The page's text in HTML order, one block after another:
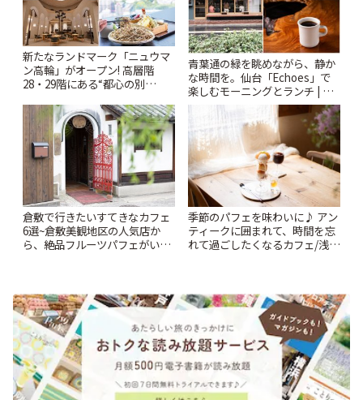
新たなランドマーク「ニュウマ
ン高輪」がオープン! 高層階
28・29階にある“都心の別
とりっぷ
青葉通の緑を眺めながら、静か
な時間を。仙台「Echoes」で
楽しむモーニングとランチ | こ
とりっぷ
倉敷で行きたいすてきなカフェ
6選~倉敷美観地区の人気店か
ら、絶品フルーツパフェがいた
季節のパフェを味わいに♪ アン
ティークに囲まれて、時間を忘
れて過ごしたくなるカフェ/浅草